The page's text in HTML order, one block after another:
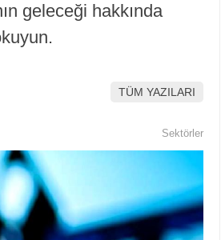
geleceği hakkında
TÜM YAZILARI
Sektörler